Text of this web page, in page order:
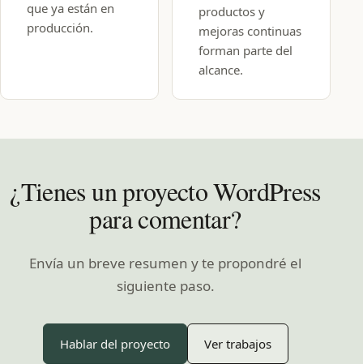
que ya están en
producción.
productos y
mejoras continuas
forman parte del
alcance.
¿Tienes un proyecto WordPress
para comentar?
Envía un breve resumen y te propondré el
siguiente paso.
Hablar del proyecto Ver trabajos